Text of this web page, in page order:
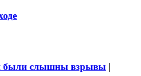
были слышны взрывы |